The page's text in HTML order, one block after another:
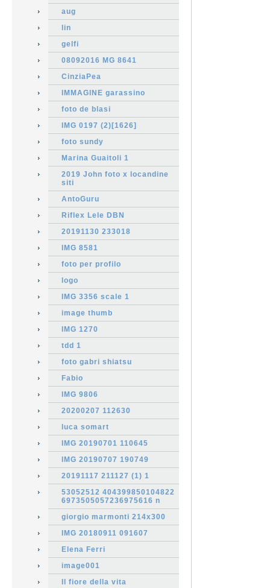
aug
lin
gelfi
08092016 MG 8641
CinziaPea
IMMAGINE garassino
foto de blasi
IMG 0197 (2)[1626]
foto sundy
Marina Guaitoli 1
2019 John foto x locandine
siti
AntoGuru
Riflex Lele DBN
20191130 233018
IMG 8581
foto per profilo
logo
IMG 3356 scale 1
image thumb
IMG 1270
tdd 1
foto gabri shiatsu
Fabio
IMG 9806
20200207 112630
luca somart
IMG 20190701 110645
IMG 20190707 190749
20191117 211127 (1) 1
53052512 404399850104822
6973505057236975616 n
giorgio marmonti 214x300
IMG 20180911 091607
Elena Ferri
image001
Il fiore della vita